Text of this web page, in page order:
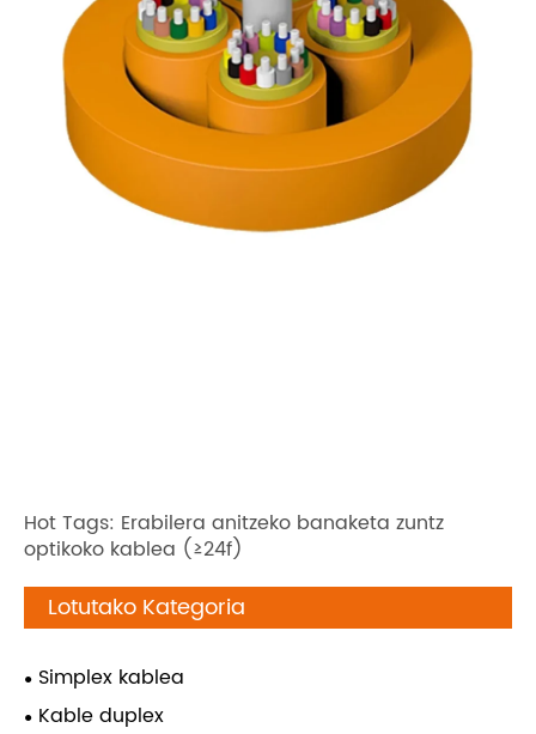
Hot Tags: Erabilera anitzeko banaketa zuntz
optikoko kablea (≥24f)
Lotutako Kategoria
Simplex kablea
Kable duplex